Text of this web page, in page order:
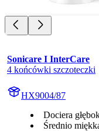
Sonicare I InterCare
4 końcówki szczoteczki
HX9004/87
Dociera
Średnio